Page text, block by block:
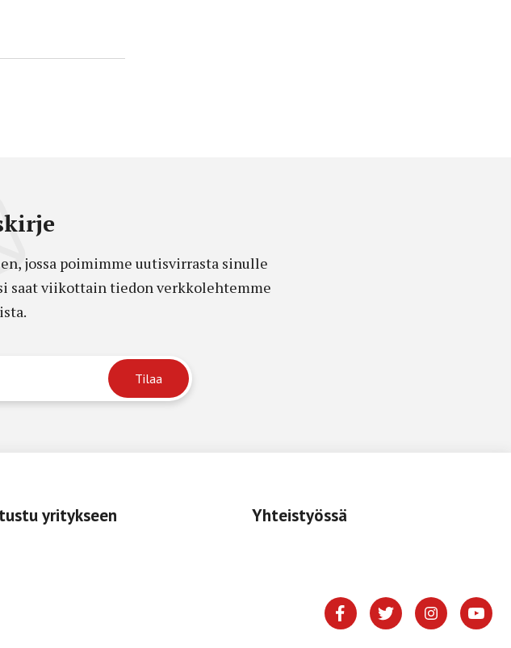
jossa poimimme uutisvirrasta sinulle
saat viikottain tiedon verkkolehtemme
yritykseen Yhteistyössä